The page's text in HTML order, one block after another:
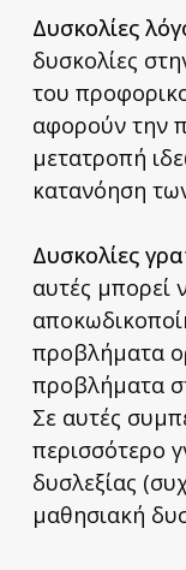
Δυσκολίες
δυσκολίες
του
αφορούν την
μετατροπή
κατανόηση
Δυσκολίες
αυτές
προβλήματα
προβλήματα
Σε αυτές
περισσότερο
δυσλεξίας
μαθησιακή